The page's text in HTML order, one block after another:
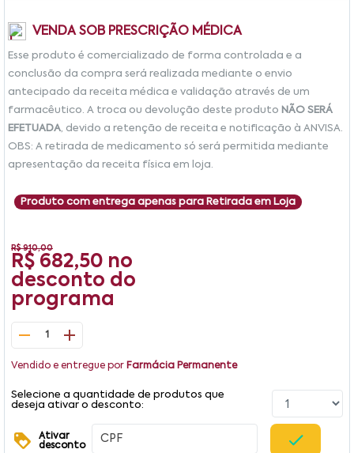
VENDA SOB PRESCRIÇÃO MÉDICA
Esse produto é comercializado de forma controlada e a
conclusão da compra será realizada mediante o envio
antecipado da receita médica e validação através de um
farmacêutico. A troca ou devolução deste produto NÃO SERÁ
EFETUADA, devido a retenção de receita e notificação à ANVISA.
OBS: A retirada de medicamento só será permitida mediante
apresentação da receita física em loja.
Produto com entrega apenas para Retirada em Loja
R$ 910,00
R$ 682,50 no
desconto do
programa
1
Vendido e entregue por Farmácia Permanente
Selecione a quantidade de produtos que
deseja ativar o desconto:
Ativar
desconto